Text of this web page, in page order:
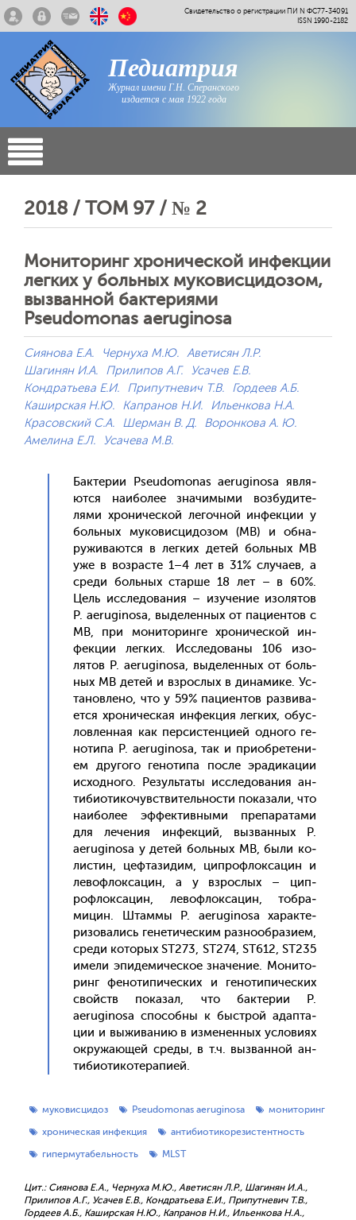
Свидетельство о регистрации ПИ N ФС77-34091
ISSN 1990-2182
Педиатрия
Журнал имени Г.Н. Сперанского
издается с мая 1922 года
2018 / ТОМ 97 / № 2
Мониторинг хронической инфекции
легких у больных муковисцидозом,
вызванной бактериями
Pseudomonas аeruginosa
Сиянова Е.А. Чернуха М.Ю. Аветисян Л.Р.
Шагинян И.А.
Прилипов А.Г.
Усачев Е.В.
Кондратьева Е.И.
Припутневич Т.В.
Гордеев А.Б.
Каширская Н.Ю.
Капранов Н.И.
Ильенкова Н.А.
Красовский С.А.
Шерман В. Д.
Воронкова А. Ю.
Амелина Е.Л.
Усачева М.В.
Бак­те­рии Pseudomonas aeruginosa яв­ля­
ют­ся на­ибо­лее зна­чимы­ми воз­бу­дите­
лями хро­ничес­кой ле­гоч­ной ин­фекции у
боль­ных му­ковис­ци­дозом (МВ) и об­на­
ружи­ва­ют­ся в лег­ких де­тей боль­ных МВ
уже в воз­расте 1–4 лет в 31% слу­ча­ев, а
сре­ди боль­ных стар­ше 18 лет – в 60%.
Цель ис­сле­дова­ния – изу­чение изо­лятов
P. aeruginosa, вы­делен­ных от па­ци­ен­тов с
МВ, при мо­нито­рин­ге хро­ничес­кой ин­
фекции лег­ких. Ис­сле­дова­ны 106 изо­
лятов P. aeruginosa, вы­делен­ных от боль­
ных МВ де­тей и взрос­лых в ди­нами­ке. Ус­
та­нов­ле­но, что у 59% па­ци­ен­тов раз­ви­ва­
ет­ся хро­ничес­кая ин­фекция лег­ких, обус­
ловлен­ная как пер­систен­ци­ей од­но­го ге­
ноти­па P. aeruginosa, так и при­об­ре­тени­
ем дру­гого ге­ноти­па пос­ле эра­дика­ции
ис­ходно­го. Ре­зуль­та­ты ис­сле­дова­ния ан­
ти­би­оти­кочувс­тви­тель­нос­ти по­каза­ли, что
на­ибо­лее эф­фектив­ны­ми пре­пара­тами
для ле­чения ин­фекций, выз­ванных P.
aeruginosa у де­тей боль­ных МВ, бы­ли ко­
лис­тин, цеф­та­зидим, цип­рофлок­са­цин и
ле­воф­локса­цин, а у взрос­лых – цип­
рофлок­са­цин, ле­воф­локса­цин, тоб­ра­
мицин. Штам­мы P. aeruginosa ха­рак­те­
ризо­вались ге­нети­чес­ким раз­но­об­ра­зи­ем,
сре­ди ко­торых ST273, ST274, ST612, ST235
име­ли эпи­деми­чес­кое зна­чение. Мо­нито­
ринг фе­ноти­пичес­ких и ге­ноти­пичес­ких
свой­ств по­казал, что бак­те­рии P.
aeruginosa спо­соб­ны к быс­трой адап­та­
ции и вы­жива­нию в из­ме­нен­ных ус­ло­ви­ях
ок­ру­жа­ющей сре­ды, в т.ч. выз­ванной ан­
ти­би­оти­коте­рапи­ей.
муковисцидоз Pseudomonas aeruginosa
мониторинг
хроническая инфекция
антибиотикорезистентность
гипермутабельность
MLST
Цит.: Сиянова Е.А., Чернуха М.Ю., Аветисян Л.Р., Шагинян И.А.,
Прилипов А.Г., Усачев Е.В., Кондратьева Е.И., Припутневич Т.В.,
Гордеев А.Б., Каширская Н.Ю., Капранов Н.И., Ильенкова Н.А.,